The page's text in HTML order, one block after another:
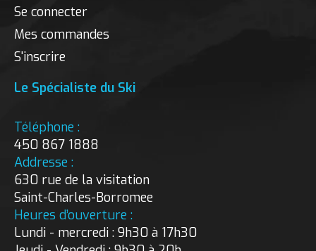
Se connecter
Mes commandes
S'inscrire
Le Spécialiste du Ski
Téléphone :
450 867 1888
Addresse :
630 rue de la visitation
Saint-Charles-Borromee
Heures d’ouverture :
Lundi - mercredi : 9h30 à 17h30